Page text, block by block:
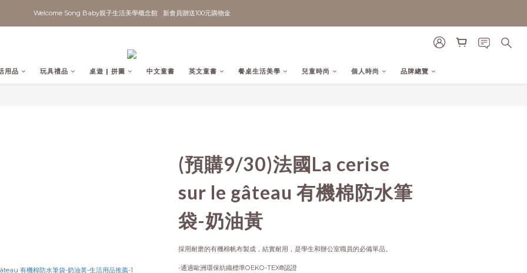
Welcome Song Baby親子生活美學概念館   新會員贈送100元購物金
用品 玩具禮品 桌遊 | 拼圖 中文童書 英文童書 餐桌生活美學 兒童時尚 個人時尚 品牌總覽
(預購9/30)法國La cerise
sur le gâteau 有機棉防水筆
袋-奶油黃
採用耐磨的有機棉帆布製成，結實耐用，是學生和辦公室職員的必備單品。
-通過歐洲環保紡織標準OEKO-TEX®認證